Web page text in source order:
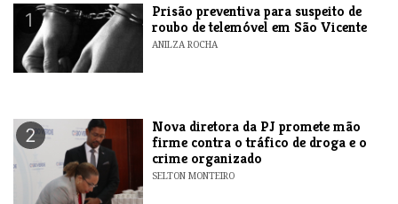
1
Prisão preventiva para suspeito de
roubo de telemóvel em São Vicente
ANILZA ROCHA
2
Nova diretora da PJ promete mão
firme contra o tráfico de droga e o
crime organizado
SELTON MONTEIRO